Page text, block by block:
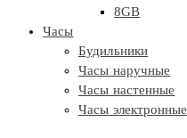
8GB
Часы
Будильники
Часы наручные
Часы настенные
Часы электронные